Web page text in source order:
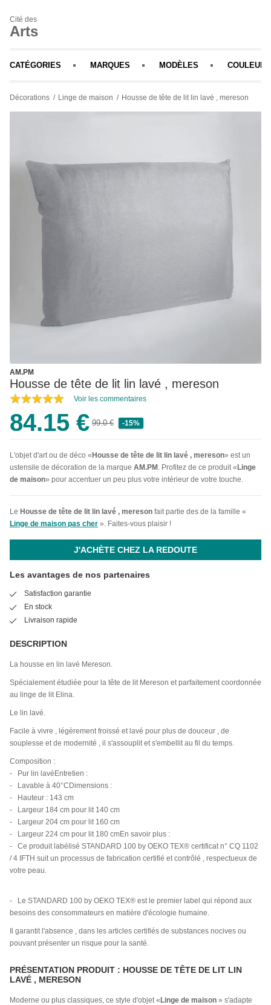
Cité des
Arts
CATÉGORIES MARQUES MODÈLES COULEURS
Décorations Linge de maison Housse de tête de lit lin lavé , mereson
AM.PM
Housse de tête de lit lin lavé , mereson
Voir les commentaires
84.15 € 99.0 € -15%
L'objet d'art ou de déco « Housse de tête de lit lin lavé , mereson» est un
ustensile de décoration de la marque AM.PM . Profitez de ce produit « Linge
de maison» pour accentuer un peu plus votre intérieur de votre touche.
Le Housse de tête de lit lin lavé , mereson fait partie des de la famille «
Linge de maison pas cher ». Faites-vous plaisir !
J'ACHÈTE CHEZ LA REDOUTE
Les avantages de nos partenaires
Satisfaction garantie
En stock
Livraison rapide
DESCRIPTION
La housse en lin lavé Mereson.
Spécialement étudiée pour la tête de lit Mereson et parfaitement coordonnée
au linge de lit Elina.
Le lin lavé.
Facile à vivre , légèrement froissé et lavé pour plus de douceur , de
souplesse et de modernité , il s'assouplit et s'embellit au fil du temps.
Composition :
- Pur lin lavéEntretien :
- Lavable à 40°CDimensions :
- Hauteur : 143 cm
- Largeur 184 cm pour lit 140 cm
- Largeur 204 cm pour lit 160 cm
- Largeur 224 cm pour lit 180 cmEn savoir plus :
- Ce produit labélisé STANDARD 100 by OEKO TEX® certificat n° CQ 1102
/ 4 IFTH suit un processus de fabrication certifié et contrôlé , respectueux de
votre peau.
- Le STANDARD 100 by OEKO TEX® est le premier label qui répond aux
besoins des consommateurs en matière d'écologie humaine.
Il garantit l'absence , dans les articles certifiés de substances nocives ou
pouvant présenter un risque pour la santé.
PRÉSENTATION PRODUIT : HOUSSE DE TÊTE DE LIT LIN
LAVÉ , MERESON
Moderne ou plus classiques, ce style d'objet « Linge de maison » s'adapte